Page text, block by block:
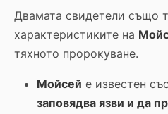
Двамата свидетели също
характеристиките на
тяхното пророкуване.
Мойсей е известен
заповядва язви и да